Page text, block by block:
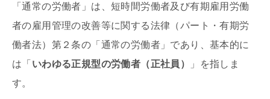
「通常の労働者」は、短時間労働者及び有期雇用労働
者の雇用管理の改善等に関する法律（パート・有期労
働者法）第２条の「通常の労働者」であり、基本的に
は「 いわゆる正規型の労働者（正社員）
」を指しま
す。